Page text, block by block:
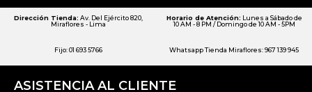
Dirección Tienda: Av. Del Ejército 820,
Miraflores - Lima
Horario de Atención: Lunes a Sábado de
10 AM - 8 PM / Domingo de 10 AM - 5PM
Fijo: 01 693 5766 Whatsapp Tienda Miraflores: 967 139 945
ASISTENCIA AL CLIENTE